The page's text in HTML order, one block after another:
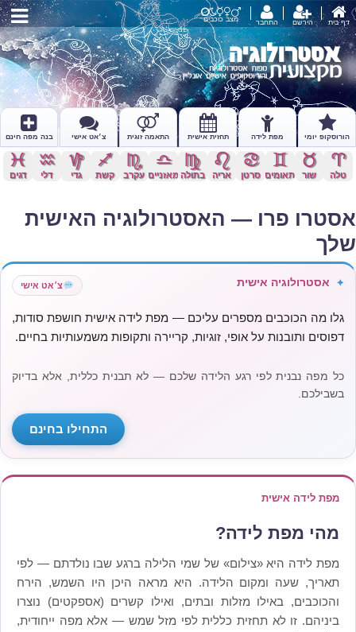
דף בית הירשם התחבר מצב כוכבים
הורוסקופ יומי מפת לידה תחזית אישית התאמה זוגית צ׳אט אישי בנה מפה חינם
a
טלה
s
שור
d
תאומים
f
סרטן
g
אריה
h
בתולה
j
מאזניים
k
עקרב
l
קשת
z
גדי
x
דלי
c
דגים
אסטרו פרו — האסטרולוגיה האישית
שלך
✦ אסטרולוגיה אישית צ׳אט אישי
גלו מה הכוכבים מספרים עליכם — מפת לידה אישית חושפת סודות,
דפוסים ותובנות על אופי, זוגיות, קריירה ותקופות משמעותיות בחיים.
כל מפה נבנית לפי רגע הלידה שלכם — לא תבנית כללית, אלא בדיוק
בשבילכם.
התחילו בחינם
מפת לידה אישית
מהי מפת לידה?
מפת לידה היא «צילום» של שמי הלילה ברגע שבו נולדתם — לפי
תאריך, שעה ומקום הלידה. היא מראה היכן היו השמש, הירח
והכוכבים, באילו מזלות ובתים, ואילו קשרים (אספקטים) נוצרו
ביניהם. זו לא תחזית כללית לפי מזל שמש — אלא מפה ייחודית,